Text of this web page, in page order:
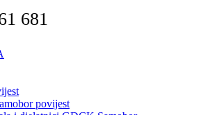
681
povijest